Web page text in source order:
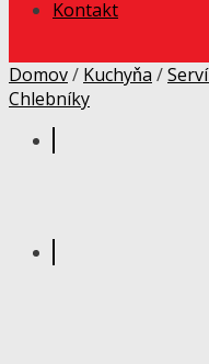
Kontakt
Domov/ Kuchyňa /
Chlebníky